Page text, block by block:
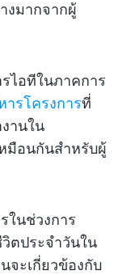
งมากจากผู้
ไอทีในภาคการ
ารโครงการที่
านใน
มือนกันสำหรับผู้
ในช่วงการ
ตประจำวันใน
จะเกี่ยวข้องกับ